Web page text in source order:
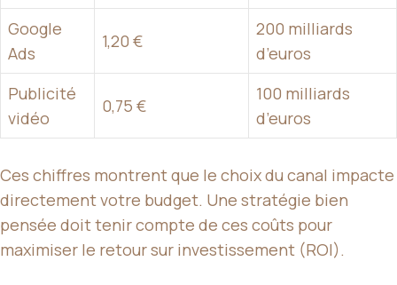
Google
Ads
1,20 €
200 milliards
d’euros
Publicité
vidéo
0,75 €
100 milliards
d’euros
Ces chiffres montrent que le choix du canal impacte
directement votre budget. Une stratégie bien
pensée doit tenir compte de ces coûts pour
maximiser le retour sur investissement (ROI).